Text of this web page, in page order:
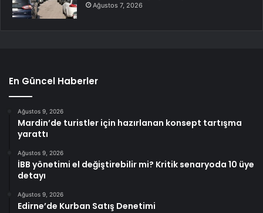
Ağustos 7, 2026
En Güncel Haberler
Ağustos 9, 2026
Mardin’de turistler için hazırlanan konsept tartışma
yarattı
Ağustos 9, 2026
İBB yönetimi el değiştirebilir mi? Kritik senaryoda 10 üye
detayı
Ağustos 9, 2026
Edirne’de Kurban Satış Denetimi